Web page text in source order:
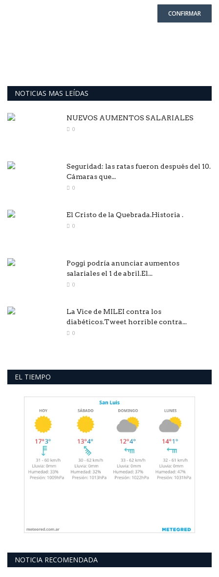
CONFIRMAR
NOTICIAS MAS LEÍDAS
NUEVOS AUMENTOS SALARIALES
0
Seguridad: las ratas fueron después del 10.
Cámaras que...
0
El Cristo de la Quebrada.Historia .
0
Poggi podría anunciar aumentos
salariales el 1 de abril.El...
0
La Vice de MILEI contra los
diabéticos.Tweet horrible contra...
0
EL TIEMPO
NOTICIA RECOMENDADA